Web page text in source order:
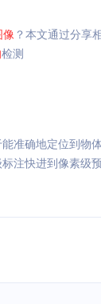
像 ？本文通过分享
检测
准确地定位到物
注快进到像素级